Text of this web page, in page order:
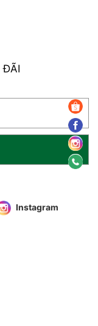
ĐÃI
Instagram